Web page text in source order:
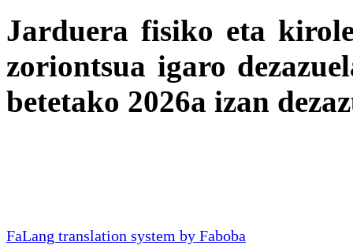
Jarduera fisiko eta
zoriontsua igaro
betetako 2026a izan
FaLang translation system by Faboba